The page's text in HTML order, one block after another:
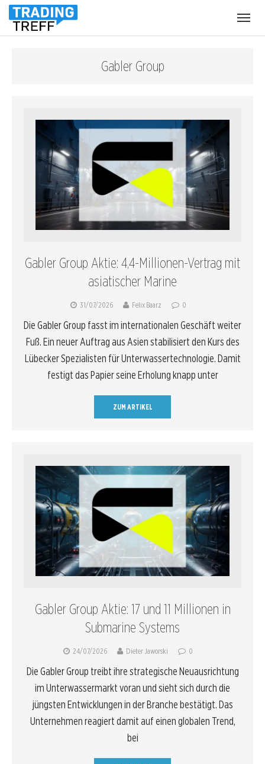
Gabler Group
Gabler Group Aktie: 4,4-Millionen-Vertrag mit
asiatischer Marine
31/07/2026 Felix Baarz 0
Die Gabler Group fasst im internationalen Geschäft weiter
Fuß. Ein neuer Auftrag aus Asien stabilisiert den Kurs des
Lübecker Spezialisten für Unterwassertechnologie. Damit
festigt das Papier seine Erholung knapp unter
ZUM ARTIKEL
Gabler Group Aktie: 17 und 11 Millionen in
Submarine Systems
24/07/2026 Dieter Jaworski 0
Die Gabler Group treibt ihre strategische Neuausrichtung
im Unterwassermarkt voran und sieht sich durch die
jüngsten Entwicklungen in der Branche bestätigt. Das
Unternehmen reagiert damit auf einen globalen Trend,
bei